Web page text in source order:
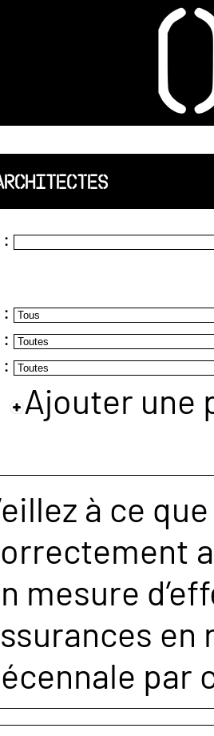
CODT
Ajouter une
à ce
mesure
par